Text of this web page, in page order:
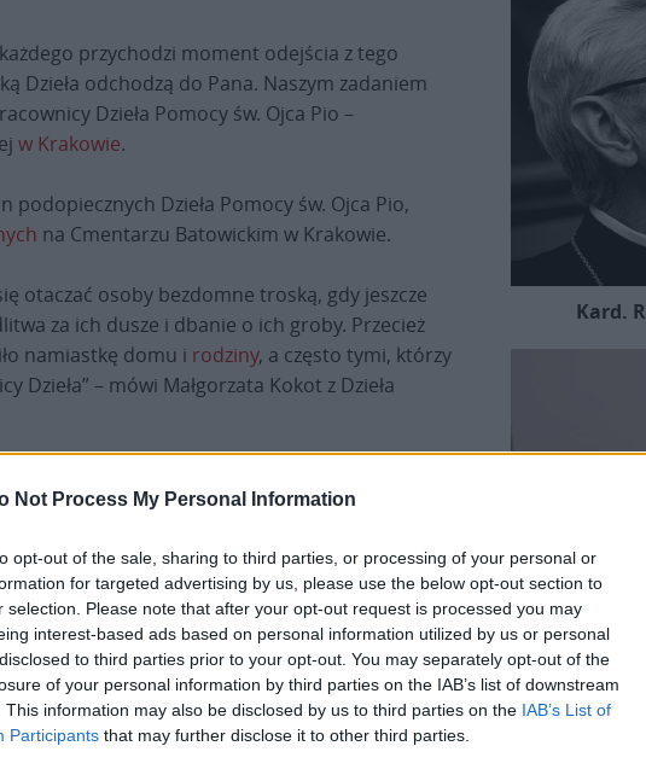
Not Process My Personal Information
opt-out of the sale, sharing to third parties, or processing of your personal or
for targeted advertising by us, please use the below opt-out section to
selection. Please note that after your opt-out request is processed you may
interest-based ads based on personal information utilized by us or personal
to third parties prior to your opt-out. You may separately opt-out of the
of your personal information by third parties on the IAB’s list of downstream
This information may also be disclosed by us to third parties on the IAB’s List of
Participants that may further disclose it to other third parties.
przychodzi moment odejścia z tego
Dzieła odchodzą do Pana. Naszym zadaniem
Dzieła Pomocy św. Ojca Pio –
w Krakowie.
Dzieła Pomocy św. Ojca Pio,
na Cmentarzu Batowickim w Krakowie.
otaczać osoby bezdomne troską, gdy jeszcze
za ich dusze i dbanie o ich groby. Przecież
namiastkę domu i rodziny, a często tymi, którzy
– mówi Małgorzata Kokot z Dzieła
zmarli w minionym roku
uczestnicy Centrum Integracji Społecznej
– na tę komendę panowie z CIS-u z zapałem
Wszystkich Świętych i
Kard.